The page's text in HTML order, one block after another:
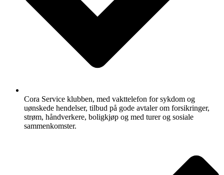
Cora Service klubben, med vakttelefon for sykdom og
uønskede hendelser, tilbud på gode avtaler om forsikringer,
strøm, håndverkere, boligkjøp og med turer og sosiale
sammenkomster.